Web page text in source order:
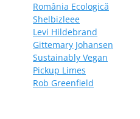
România Ecologică
Shelbizleee
Levi Hildebrand
Gittemary Johansen
Sustainably Vegan
Pickup Limes
Rob Greenfield